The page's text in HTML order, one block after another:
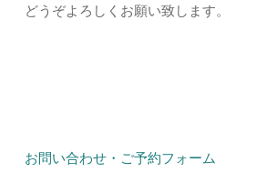
どうぞよろしくお願い致します。
お問い合わせ・ご予約フォーム